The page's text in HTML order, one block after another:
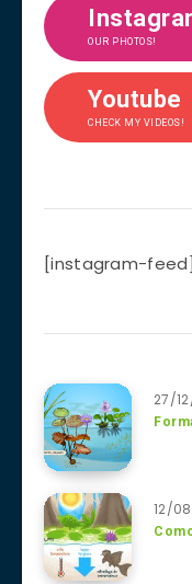
OUR PHOTOS!
Youtube
CHECK MY VIDEOS!
[instagram-feed]
27/
12/